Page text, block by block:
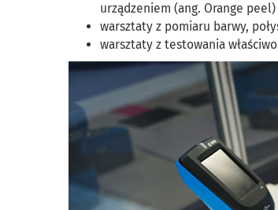
urządzeniem (ang. Orange peel)
warsztaty z pomiaru barwy,
warsztaty z testowania